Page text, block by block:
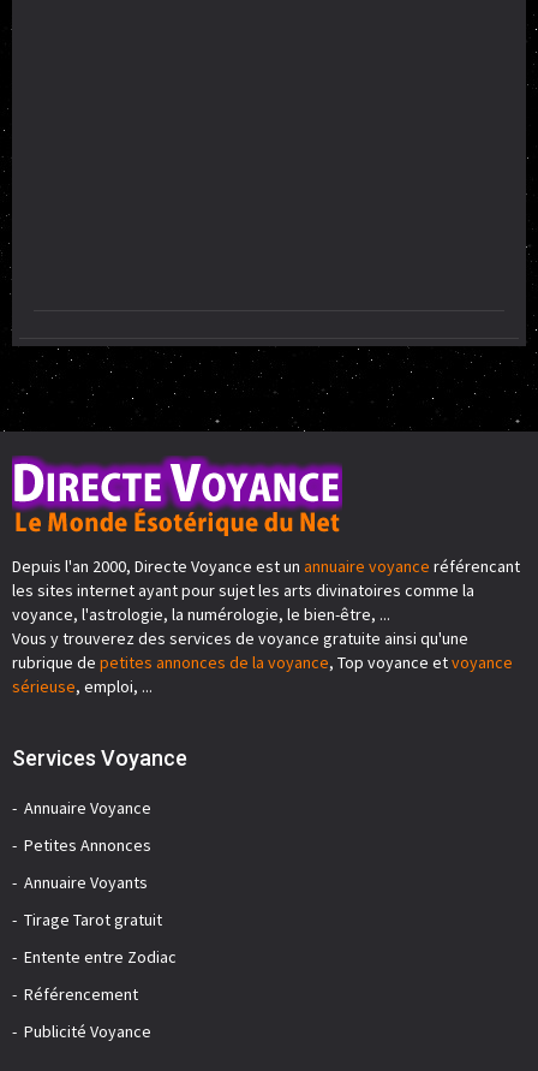
Depuis l'an 2000, Directe Voyance est un annuaire voyance référencant
les sites internet ayant pour sujet les arts divinatoires comme la
voyance, l'astrologie, la numérologie, le bien-être, ...
Vous y trouverez des services de voyance gratuite ainsi qu'une
rubrique de petites annonces de la voyance, Top voyance etvoyance
sérieuse, emploi, ...
Services Voyance
Annuaire Voyance
Petites Annonces
Annuaire Voyants
Tirage Tarot gratuit
Entente entre Zodiac
Référencement
Publicité Voyance